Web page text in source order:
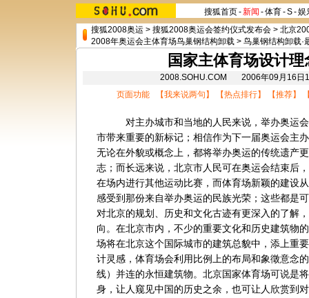
搜狐首页-新闻 -体育-S-娱
搜狐2008奥运 > 搜狐2008奥运会签约仪式发布会 > 北京
2008年奥运会主体育场鸟巢钢结构卸载 > 鸟巢钢结构卸载·
国家主体育场设计
2008.SOHU.COM 2006年09月16
页面功能 【我来说两句 】 【热点排行】 【推荐】
对主办城市和当地的人民来说，举办奥运会
市带来重要的新标记；相信作为下一届奥运会主
无论在外貌或概念上，都将举办奥运的传统遗产
志；而长远来说，北京市人民可在奥运会结束后
在场内进行其他运动比赛，而体育场新颖的建设
感受到那份来自举办奥运的民族光荣；这些都是
对北京的规划、历史和文化古迹有更深入的了解
向。在北京市内，不少的重要文化和历史建筑物
场将在北京这个国际城市的建筑总貌中，添上重
计灵感，体育场会利用比例上的布局和象徵意念
线）并连的永恒建筑物。北京国家体育场可说是
身，让人窥见中国的历史之余，也可让人欣赏到